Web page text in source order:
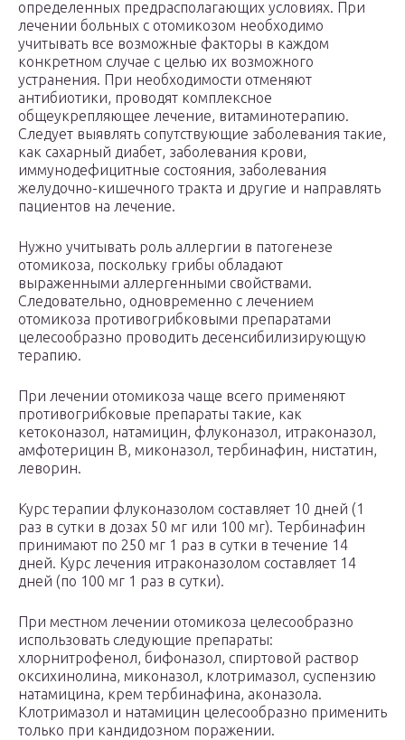
определенных предрасполагающих условиях. При
лечении больных с отомикозом необходимо
учитывать все возможные факторы в каждом
конкретном случае с целью их возможного
устранения. При необходимости отменяют
антибиотики, проводят комплексное
общеукрепляющее лечение, витаминотерапию.
Следует выявлять сопутствующие заболевания такие,
как сахарный диабет, заболевания крови,
иммунодефицитные состояния, заболевания
желудочно-кишечного тракта и другие и направлять
пациентов на лечение.
Нужно учитывать роль аллергии в патогенезе
отомикоза, поскольку грибы обладают
выраженными аллергенными свойствами.
Следовательно, одновременно с лечением
отомикоза противогрибковыми препаратами
целесообразно проводить десенсибилизирующую
терапию.
При лечении отомикоза чаще всего применяют
противогрибковые препараты такие, как
кетоконазол, натамицин, флуконазол, итраконазол,
амфотерицин В, миконазол, тербинафин, нистатин,
леворин.
Курс терапии флуконазолом составляет 10 дней (1
раз в сутки в дозах 50 мг или 100 мг). Тербинафин
принимают по 250 мг 1 раз в сутки в течение 14
дней. Курс лечения итраконазолом составляет 14
дней (по 100 мг 1 раз в сутки).
При местном лечении отомикоза целесообразно
использовать следующие препараты:
хлорнитрофенол, бифоназол, спиртовой раствор
оксихинолина, миконазол, клотримазол, суспензию
натамицина, крем тербинафина, аконазола.
Клотримазол и натамицин целесообразно применить
только при кандидозном поражении.